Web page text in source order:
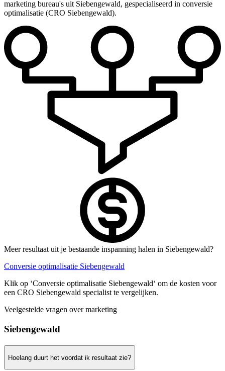
marketing bureau's uit Siebengewald, gespecialiseerd in conversie
optimalisatie (CRO Siebengewald).
Meer resultaat uit je bestaande inspanning halen in Siebengewald?
Conversie optimalisatie Siebengewald
Klik op ‘Conversie optimalisatie Siebengewald‘ om de kosten voor
een CRO Siebengewald specialist te vergelijken.
Veelgestelde vragen over marketing
Siebengewald
Hoelang duurt het voordat ik resultaat zie?